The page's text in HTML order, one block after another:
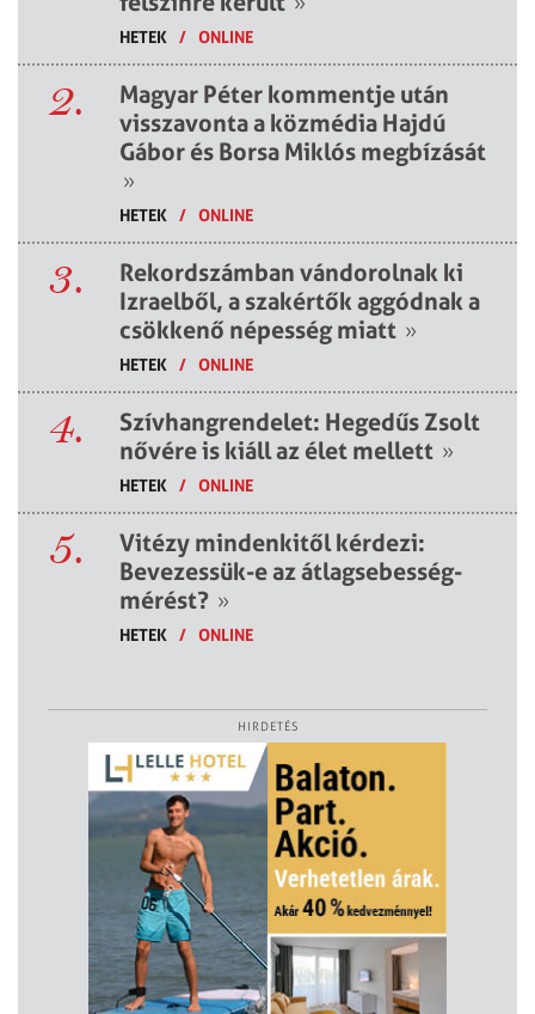
HETEK / ONLINE
2.
Magyar Péter kommentje után
visszavonta a közmédia Hajdú
Gábor és Borsa Miklós megbízását
»
HETEK / ONLINE
3.
Rekordszámban vándorolnak ki
Izraelből, a szakértők aggódnak a
csökkenő népesség miatt »
HETEK / ONLINE
4.
Szívhangrendelet: Hegedűs Zsolt
nővére is kiáll az élet mellett »
HETEK / ONLINE
5.
Vitézy mindenkitől kérdezi:
Bevezessük-e az átlagsebesség-
mérést? »
HETEK / ONLINE
HIRDETÉS